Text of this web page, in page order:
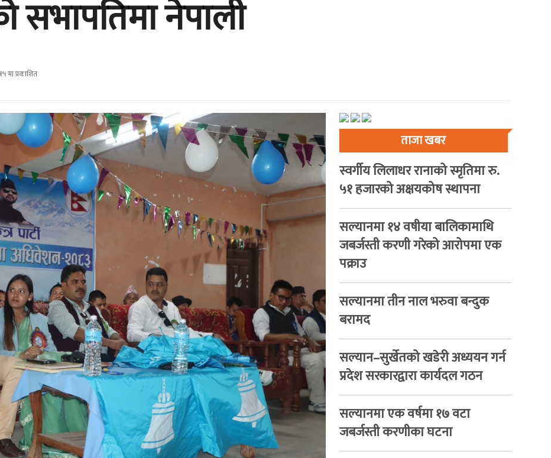
सभापतिमा नेपाली
मा प्रकाशित
ताजा खबर
स्वर्गीय लिलाधर रानाको स्मृतिमा रु.
५१ हजारको अक्षयकोष स्थापना
सल्यानमा १४ वषीया बालिकामाथि
जबर्जस्ती करणी गरेको आरोपमा एक
पक्राउ
सल्यानमा तीन नाल भरुवा बन्दुक
बरामद
सल्यान–सुर्खेतको खडेरी अध्ययन गर्न
प्रदेश सरकारद्वारा कार्यदल गठन
सल्यानमा एक वर्षमा १७ वटा
जबर्जस्ती करणीका घटना